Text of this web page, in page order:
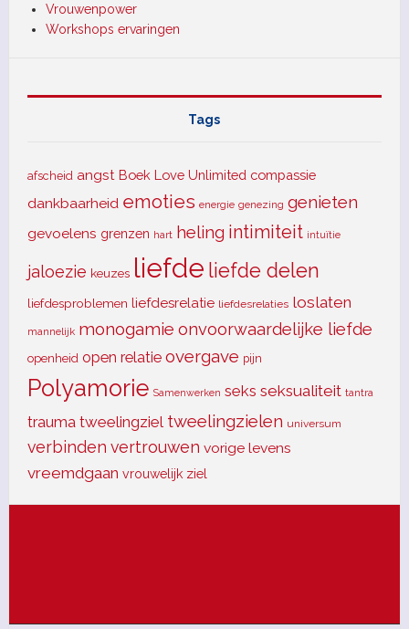
Vrouwenpower
Workshops ervaringen
Tags
afscheid angst Boek Love Unlimited compassie
dankbaarheid emoties energie genezing genieten
gevoelens grenzen hart heling intimiteit intuïtie
jaloezie keuzes liefde liefde delen
liefdesproblemen liefdesrelatie liefdesrelaties loslaten
mannelijk monogamie onvoorwaardelijke liefde
openheid open relatie overgave pijn
Polyamorie Samenwerken seks seksualiteit tantra
trauma tweelingziel tweelingzielen universum
verbinden vertrouwen vorige levens
vreemdgaan vrouwelijk ziel